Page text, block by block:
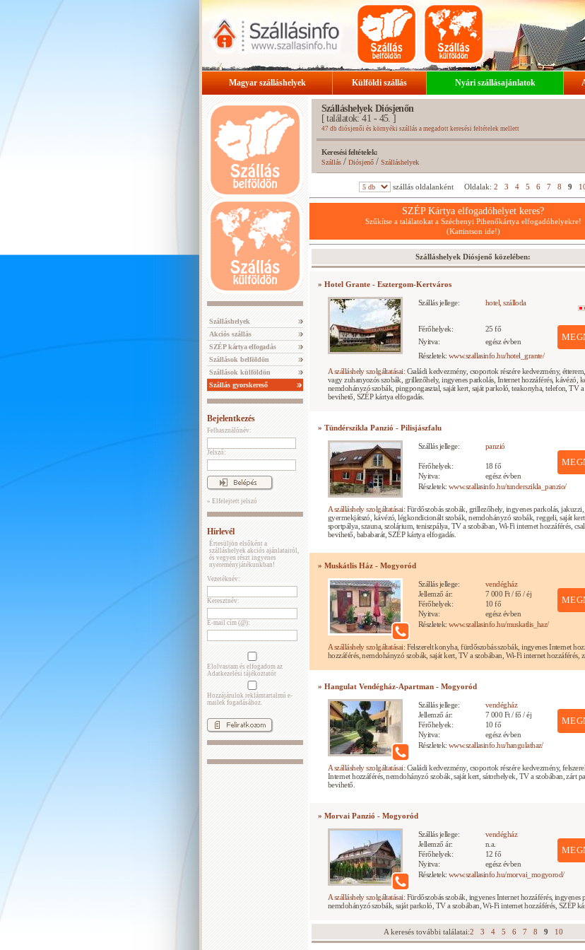
Magyar szálláshelyek Külföldi szállás Nyári szállásajánlatok
Szálláshelyek
Akciós szállás
SZÉP kártya elfogadás
Szállások belföldön
Szállások külföldön
Szállás gyorskereső
Bejelentkezés
Felhasználónév:
Jelszó:
» Elfelejtett jelszó
Hírlevél
Értesüljön elsőként a
szálláshelyek akciós ajánlatairól,
és vegyen részt ingyenes
nyereményjátékunkban!
Vezetéknév:
Keresztnév:
E-mail cím (@):
Elolvastam és elfogadom az
Adatkezelési tájékoztatót
Hozzájárulok reklámtartalmú e-
mailek fogadásához.
Szálláshelyek Diósjenőn
[ találatok: 41 - 45. ]
47 db diósjenői és környéki szállás a megadott keresési feltételek mellett
Keresési feltételek:
Szállás/ Diósjenő/Szálláshelyek
szállás oldalanként Oldalak: 2 3 4 5 6 7 8 9
SZÉP Kártya elfogadóhelyet keres?
Szűkítse a találatokat a Széchenyi Pihenőkártya elfogadóhelyekre!
(Kattintson ide!)
Szálláshelyek Diósjenő közelében:
» Hotel Grante - Esztergom-Kertváros
Szállás jellege: hotel, szálloda
Férőhelyek:
25 fő
Nyitva:
egész évben
Részletek: www.szallasinfo.hu/hotel_grante/
A szálláshely szolgáltatásai: Családi kedvezmény, csoportok részére kedvezmény,
vagy zuhanyozós szobák, grillezőhely, ingyenes parkolás, Internet hozzáférés, kávézó,
nemdohányzó szobák, pingpongasztal, saját kert, saját parkoló, teakonyha, telefon, TV a
bevihető, SZÉP kártya elfogadás.
» Tündérszikla Panzió - Pilisjászfalu
Szállás jellege: panzió
Férőhelyek:
18 fő
Nyitva:
egész évben
Részletek: www.szallasinfo.hu/tunderszikla_panzio/
A szálláshely szolgáltatásai: Fürdőszobás szobák, grillezőhely, ingyenes parkolás, jakuzzi,
gyermekjátszó, kávézó, légkondicionált szobák, nemdohányzó szobák, reggeli, saját
sportpálya, szauna, szolárium, teniszpálya, TV a szobában, Wi-Fi internet hozzáférés,
bevihető, bababarát, SZÉP kártya elfogadás.
» Muskátlis Ház - Mogyoród
Szállás jellege: vendégház
Jellemző ár:
7 000 Ft / fő / éj
Férőhelyek:
10 fő
Nyitva:
egész évben
Részletek: www.szallasinfo.hu/muskatlis_haz/
A szálláshely szolgáltatásai: Felszerelt konyha, fürdőszobás szobák, ingyenes Internet
hozzáférés, nemdohányzó szobák, saját kert, TV a szobában, Wi-Fi internet hozzáférés,
» Hangulat Vendégház-Apartman - Mogyoród
Szállás jellege: vendégház
Jellemző ár:
7 000 Ft / fő / éj
Férőhelyek:
10 fő
Nyitva:
egész évben
Részletek: www.szallasinfo.hu/hangulathaz/
A szálláshely szolgáltatásai: Családi kedvezmény, csoportok részére kedvezmény,
Internet hozzáférés, nemdohányzó szobák, saját kert, sátorhelyek, TV a szobában, zárt
bevihető.
» Morvai Panzió - Mogyoród
Szállás jellege: vendégház
Jellemző ár:
n.a.
Férőhelyek:
12 fő
Nyitva:
egész évben
Részletek: www.szallasinfo.hu/morvai_mogyorod/
A szálláshely szolgáltatásai: Fürdőszobás szobák, ingyenes Internet hozzáférés, ingyenes
nemdohányzó szobák, saját parkoló, TV a szobában, Wi-Fi internet hozzáférés, SZÉP
A keresés további találatai:2 3 4 5 6 7 8 9 10